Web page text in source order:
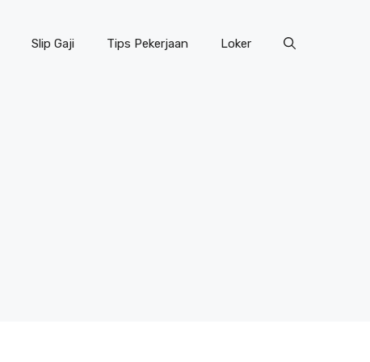
Slip Gaji Tips Pekerjaan Loker